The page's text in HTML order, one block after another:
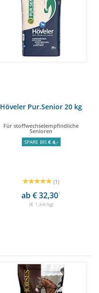
Höveler Pur.Senior 20 kg
Für stoffwechselempfindliche
Senioren
SPARE BIS € 4,-
(1)
ab € 32,301
(€ 1,64/kg)